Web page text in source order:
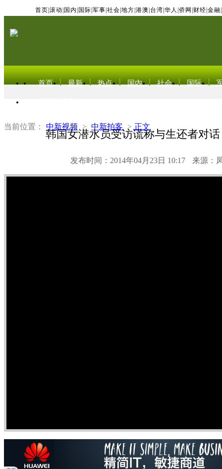
首页 滚动 国内 国际 军事 社会 地方 港澳 台湾 华人 侨网 财经 金融
首页 最新 热点 国内 社会 国际
当前位置： 中新视频 > 中新拍客 > 正文
韩国女潜水员受访谎称与生还者对
发布时间：2014年04月23日 10:17 来源：